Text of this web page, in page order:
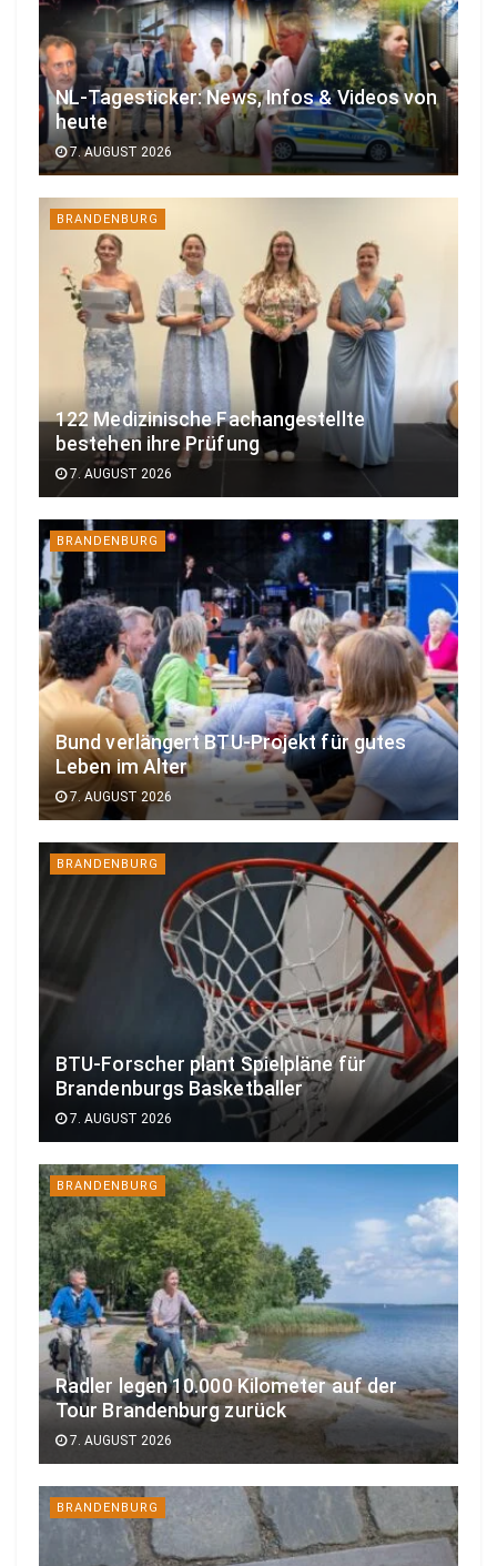
NL-Tagesticker: News, Infos & Videos von
heute
7. AUGUST 2026
BRANDENBURG
122 Medizinische Fachangestellte
bestehen ihre Prüfung
7. AUGUST 2026
BRANDENBURG
Bund verlängert BTU-Projekt für gutes
Leben im Alter
7. AUGUST 2026
BRANDENBURG
BTU-Forscher plant Spielpläne für
Brandenburgs Basketballer
7. AUGUST 2026
BRANDENBURG
Radler legen 10.000 Kilometer auf der
Tour Brandenburg zurück
7. AUGUST 2026
BRANDENBURG